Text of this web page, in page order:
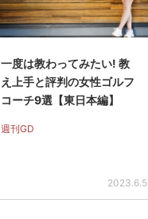
一度は教わってみたい! 教
え上手と評判の女性ゴルフ
コーチ9選【東日本編】
週刊GD
2023.6.5